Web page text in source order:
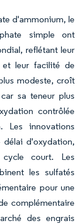
d'ammonium, le
simple ont
reflétant leur
et leur facilité de
modeste, croît
sa teneur plus
contrôlée
Les innovations
délai d'oxydation,
court. Les
les sulfatés
pour une
complémentaire
des engrais